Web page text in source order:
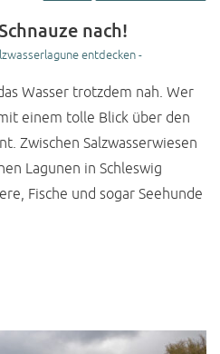
nach!
entdecken -
Wasser trotzdem nah. Wer
einem tolle Blick über den
Zwischen Salzwasserwiesen
Lagunen in Schleswig
Fische und sogar Seehunde